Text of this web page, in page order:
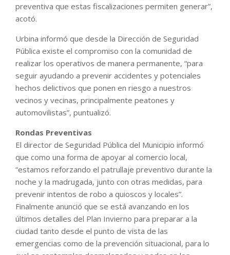
preventiva que estas fiscalizaciones permiten generar”,
acotó.
Urbina informó que desde la Dirección de Seguridad
Pública existe el compromiso con la comunidad de
realizar los operativos de manera permanente, “para
seguir ayudando a prevenir accidentes y potenciales
hechos delictivos que ponen en riesgo a nuestros
vecinos y vecinas, principalmente peatones y
automovilistas”, puntualizó.
Rondas Preventivas
El director de Seguridad Pública del Municipio informó
que como una forma de apoyar al comercio local,
“estamos reforzando el patrullaje preventivo durante la
noche y la madrugada, junto con otras medidas, para
prevenir intentos de robo a quioscos y locales”.
Finalmente anunció que se está avanzando en los
últimos detalles del Plan Invierno para preparar a la
ciudad tanto desde el punto de vista de las
emergencias como de la prevención situacional, para lo